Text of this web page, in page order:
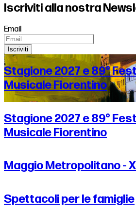
Iscriviti alla nostra
Email
Iscriviti
Stagione 2027 e 89°
Musicale Fiorentino
Stagione 2027 e 89°
Musicale Fiorentino
Maggio Metropolitano -
Spettacoli per le famiglie